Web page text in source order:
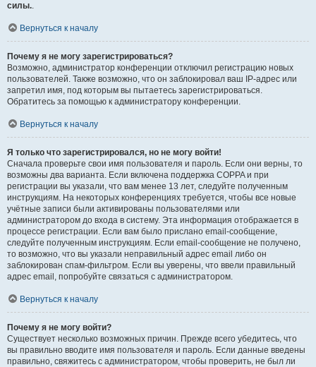
силы..
Вернуться к началу
Почему я не могу зарегистрироваться?
Возможно, администратор конференции отключил регистрацию новых
пользователей. Также возможно, что он заблокировал ваш IP-адрес или
запретил имя, под которым вы пытаетесь зарегистрироваться.
Обратитесь за помощью к администратору конференции.
Вернуться к началу
Я только что зарегистрировался, но не могу войти!
Сначала проверьте свои имя пользователя и пароль. Если они верны, то
возможны два варианта. Если включена поддержка COPPA и при
регистрации вы указали, что вам менее 13 лет, следуйте полученным
инструкциям. На некоторых конференциях требуется, чтобы все новые
учётные записи были активированы пользователями или
администратором до входа в систему. Эта информация отображается в
процессе регистрации. Если вам было прислано email-сообщение,
следуйте полученным инструкциям. Если email-сообщение не получено,
то возможно, что вы указали неправильный адрес email либо он
заблокирован спам-фильтром. Если вы уверены, что ввели правильный
адрес email, попробуйте связаться с администратором.
Вернуться к началу
Почему я не могу войти?
Существует несколько возможных причин. Прежде всего убедитесь, что
вы правильно вводите имя пользователя и пароль. Если данные введены
правильно, свяжитесь с администратором, чтобы проверить, не был ли